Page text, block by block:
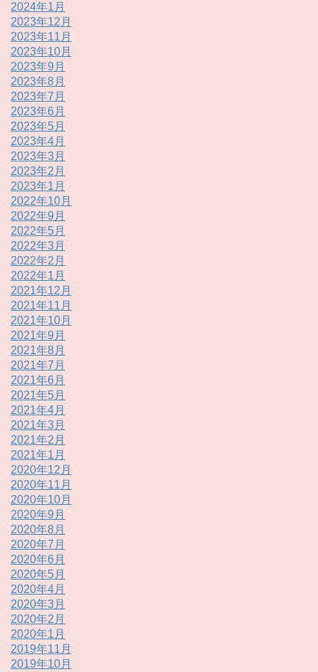
2024年1月
2023年12月
2023年11月
2023年10月
2023年9月
2023年8月
2023年7月
2023年6月
2023年5月
2023年4月
2023年3月
2023年2月
2023年1月
2022年10月
2022年9月
2022年5月
2022年3月
2022年2月
2022年1月
2021年12月
2021年11月
2021年10月
2021年9月
2021年8月
2021年7月
2021年6月
2021年5月
2021年4月
2021年3月
2021年2月
2021年1月
2020年12月
2020年11月
2020年10月
2020年9月
2020年8月
2020年7月
2020年6月
2020年5月
2020年4月
2020年3月
2020年2月
2020年1月
2019年11月
2019年10月